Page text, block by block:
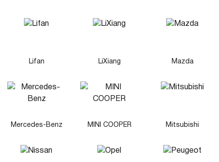
Lifan LiXiang Mazda
Mercedes-Benz MINI COOPER Mitsubishi